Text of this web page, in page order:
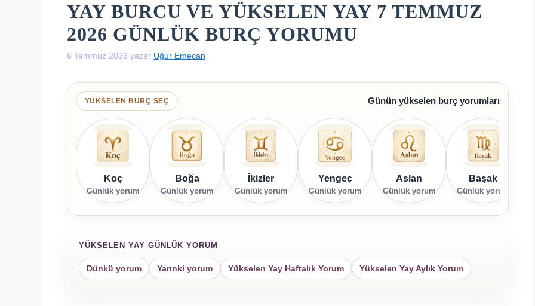
YAY BURCU VE YÜKSELEN YAY 7 TEMMUZ
2026 GÜNLÜK BURÇ YORUMU
6 Temmuz 2026 yazar Uğur Emecan
YÜKSELEN BURÇ SEÇ Günün yükselen burç yorumları
Koç
Günlük yorum
Boğa
Günlük yorum
İkizler
Günlük yorum
Yengeç
Günlük yorum
Aslan
Günlük yorum
Başak
Günlük yorum
YÜKSELEN YAY GÜNLÜK YORUM
Dünkü yorum Yarınki yorum Yükselen Yay Haftalık Yorum Yükselen Yay Aylık Yorum